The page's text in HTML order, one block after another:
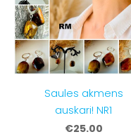
Saules akmens
auskari! NR1
€25.00